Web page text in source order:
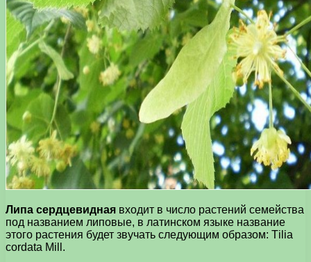
Липа сердцевидная входит в число растений семейства
под названием липовые, в латинском языке название
этого растения будет звучать следующим образом: Тilia
cordata Mill.